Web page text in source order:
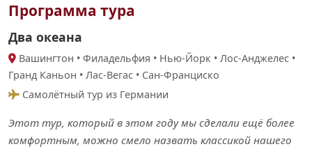
Программа тура
Два океана
Вашингтон • Филадельфия • Нью-Йорк • Лос-Анджелес •
Гранд Каньон • Лас-Вегас • Сан-Франциско
Самолётный тур из Германии
Этот тур, который в этом году мы сделали ещё более
комфортным, можно смело назвать классикой нашего